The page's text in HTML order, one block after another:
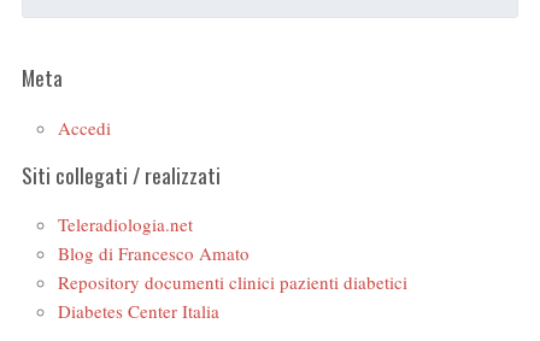
Meta
Accedi
Siti collegati / realizzati
Teleradiologia.net
Blog di Francesco Amato
Repository documenti clinici pazienti diabetici
Diabetes Center Italia